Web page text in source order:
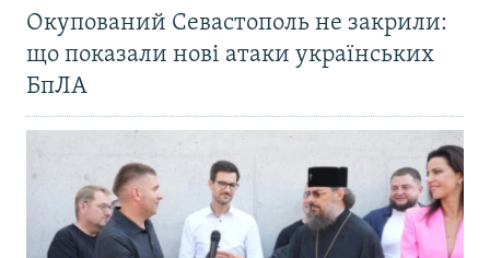
Окупований Севастополь не закрили:
що показали нові атаки українських
БпЛА